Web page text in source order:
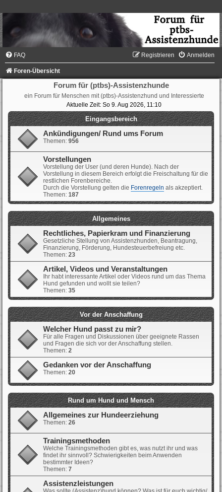
FAQ Anmelden
Registrieren
Foren-Übersicht
Forum für (ptbs)-Assistenzhunde
ein Forum für Menschen mit (ptbs)-Assistenzhund und Interessierte
Aktuelle Zeit: So 9. Aug 2026, 11:10
Eingangsbereich
Ankündigungen/ Rund ums Forum
Themen: 956
Vorstellungen
Vorstellung der User (und deren Hunde). Nach der
Vorstellung in diesem Bereich erfolgt die Freischaltung für die
restlichen Forenbereiche.
Durch die Vorstellung gelten die Forenregeln als akzeptiert.
Themen: 187
Allgemeines
Rechtliches, Papierkram und Finanzierung
Gesetzliche Stellung von Assistenzhunden, Beantragung,
Finanzierung, Förderung, Hundesteuerbefreiung etc.
Themen: 23
Artikel, Videos und Veranstaltungen
Ihr habt interessante Artikel oder Videos rund um das Thema
Hund gefunden und wollt sie teilen?
Themen: 35
Vor der Anschaffung
Welcher Hund passt zu mir?
Für alle Fragen und Diskussionen über geeignete Rassen
und Fragen die sich vor der Anschaffung stellen.
Themen: 2
Gedanken vor der Anschaffung
Themen: 20
Rund um Hund und Mensch
Allgemeines zur Hundeerziehung
Themen: 26
Trainingsmethoden
Welche Trainingsmethoden gibt es, was nutzt ihr und was
findet ihr sinnvoll? Schwierigkeiten beim Anwenden
bestimmter Ideen?
Themen: 7
Assistenzleistungen